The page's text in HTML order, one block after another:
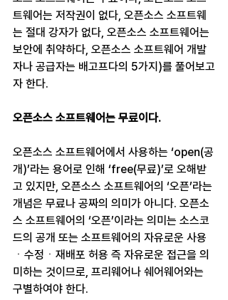
트웨어는 저작권이 없다, 오픈소스 소프트웨
는 절대 강자가 없다, 오픈소스 소프트웨어는
보안에 취약하다, 오픈소스 소프트웨어 개발
자나 공급자는 배고프다의 5가지)를 풀어보고
자 한다.
오픈소스 소프트웨어는 무료이다.
오픈소스 소프트웨어에서 사용하는 ‘open(공
개)’라는 용어로 인해 ‘free(무료)’로 오해받
고 있지만, 오픈소스 소프트웨어의 ‘오픈’라는
개념은 무료나 공짜의 의미가 아니다. 오픈소
스 소프트웨어의 ‘오픈’이라는 의미는 소스코
드의 공개 또는 소프트웨어의 자유로운 사용
ㆍ수정ㆍ재배포 허용 즉 자유로운 접근을 의
미하는 것이므로, 프리웨어나 쉐어웨어와는
구별하여야 한다.